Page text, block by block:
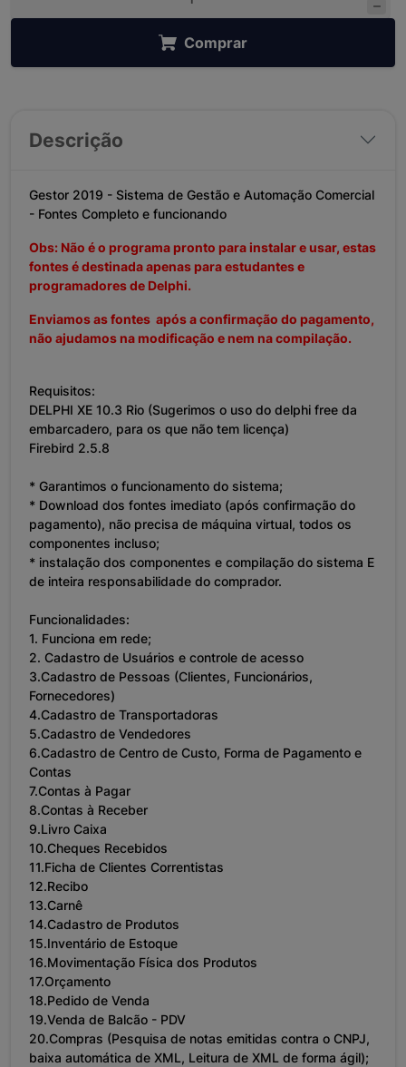
Comprar
Descrição
Gestor 2019 - Sistema de Gestão e Automação Comercial
- Fontes Completo e funcionando
Obs: Não é o programa pronto para instalar e usar, estas
fontes é destinada apenas para estudantes e
programadores de Delphi.
Enviamos as fontes após a confirmação do pagamento,
não ajudamos na modificação e nem na compilação.
Requisitos:
DELPHI XE 10.3 Rio (Sugerimos o uso do delphi free da
embarcadero, para os que não tem licença)
Firebird 2.5.8
* Garantimos o funcionamento do sistema;
* Download dos fontes imediato (após confirmação do
pagamento), não precisa de máquina virtual, todos os
componentes incluso;
* instalação dos componentes e compilação do sistema E
de inteira responsabilidade do comprador.
Funcionalidades:
1. Funciona em rede;
2. Cadastro de Usuários e controle de acesso
3.Cadastro de Pessoas (Clientes, Funcionários,
Fornecedores)
4.Cadastro de Transportadoras
5.Cadastro de Vendedores
6.Cadastro de Centro de Custo, Forma de Pagamento e
Contas
7.Contas à Pagar
8.Contas à Receber
9.Livro Caixa
10.Cheques Recebidos
11.Ficha de Clientes Correntistas
12.Recibo
13.Carnê
14.Cadastro de Produtos
15.Inventário de Estoque
16.Movimentação Física dos Produtos
17.Orçamento
18.Pedido de Venda
19.Venda de Balcão - PDV
20.Compras (Pesquisa de notas emitidas contra o CNPJ,
baixa automática de XML, Leitura de XML de forma ágil);